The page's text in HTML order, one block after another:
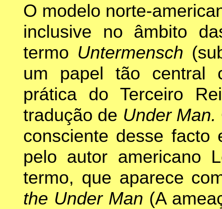
O modelo norte-
inclusive no âmbito
termo Untermensch
um papel tão central
prática do Terceiro
tradução de Under Man.
consciente desse facto
pelo autor americano
termo, que aparece
the Under Man (A